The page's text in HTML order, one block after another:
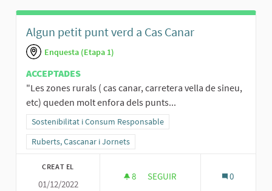
Algun petit punt verd a Cas Canar
Enquesta (Etapa 1)
ACCEPTADES
"Les zones rurals ( cas canar, carretera vella de sineu,
etc) queden molt enfora dels punts...
Resultats al filtrar per la categoria: Sostenibilitat i Consum
Sostenibilitat i Consum Responsable
Resultats al filtrar per l'àmbit: Ruberts, Cascanar i Jornets
Ruberts, Cascanar i Jornets
CREAT EL
01/12/2022
8 8 SEGUIDORES
SEGUIR 0